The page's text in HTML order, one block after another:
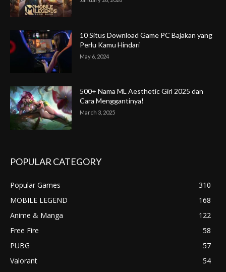
10 Situs Download Game PC Bajakan yang
Perlu Kamu Hindari
May 6, 2024
500+ Nama ML Aesthetic Girl 2025 dan
Cara Menggantinya!
March 3, 2025
POPULAR CATEGORY
Popular Games
310
MOBILE LEGEND
168
Anime & Manga
122
Free Fire
58
PUBG
57
Valorant
54